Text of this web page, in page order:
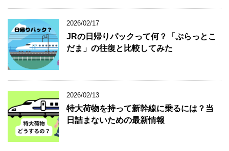
2026/02/17
JRの日帰りパックって何？「ぷらっとこ
だま」の往復と比較してみた
2026/02/13
特大荷物を持って新幹線に乗るには？当
日詰まないための最新情報